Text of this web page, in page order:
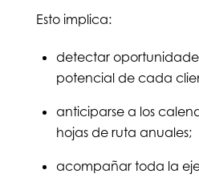
Esto implica:
detectar
potencial de cada
anticiparse a los
hojas de ruta anuales;
acompañar toda la